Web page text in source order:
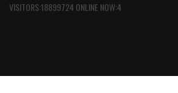
VISITORS:18899724 ONLINE NOW:4